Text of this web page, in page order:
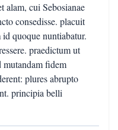
alam, cui Sebosianae
consedisse. placuit
quoque nuntiabatur.
praedictum ut
mutandam fidem
plures abrupto
principia belli